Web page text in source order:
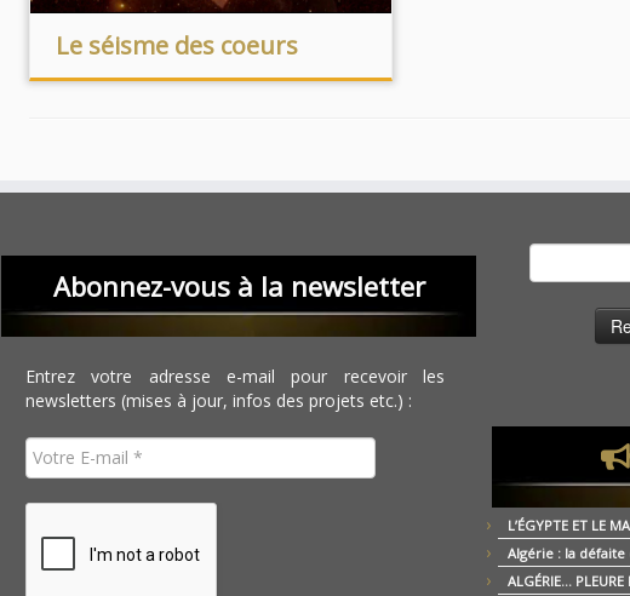
Le séisme des coeurs
Abonnez-vous à la newsletter
Entrez votre adresse e-mail pour recevoir les
newsletters (mises à jour, infos des projets etc.) :
L’ÉGYPTE ET LE
Algérie : la défaite
ALGÉRIE… PLEURE